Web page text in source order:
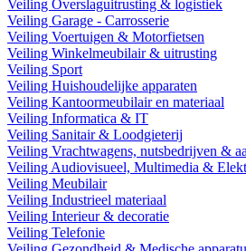
Veiling Overslaguitrusting & logistiek
Veiling Garage - Carrosserie
Veiling Voertuigen & Motorfietsen
Veiling Winkelmeubilair & uitrusting
Veiling Sport
Veiling Huishoudelijke apparaten
Veiling Kantoormeubilair en materiaal
Veiling Informatica & IT
Veiling Sanitair & Loodgieterij
Veiling Vrachtwagens, nutsbedrijven &
Veiling Audiovisueel, Multimedia &
Veiling Meubilair
Veiling Industrieel materiaal
Veiling Interieur & decoratie
Veiling Telefonie